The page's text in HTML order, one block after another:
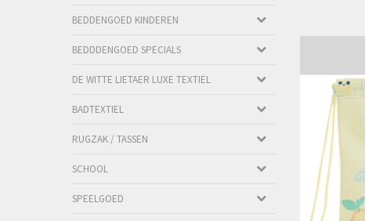
BEDDENGOED KINDEREN
BEDDDENGOED SPECIALS
DE WITTE LIETAER LUXE TEXTIEL
BADTEXTIEL
RUGZAK / TASSEN
SCHOOL
SPEELGOED